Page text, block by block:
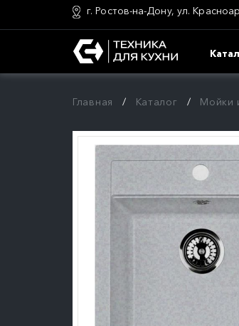
г. Ростов-на-Дону, ул.
Главная Каталог Мойки